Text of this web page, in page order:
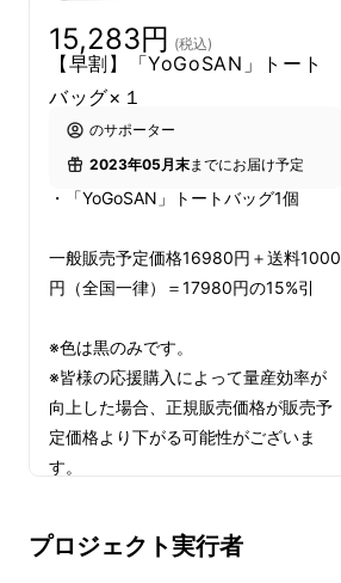
15,283円 (税込)
【早割】「YoGoSAN」トート
バッグ×１
のサポーター
2023年05月末までにお届け予定
・「YoGoSAN」トートバッグ1個
一般販売予定価格16980円＋送料1000
円（全国一律）＝17980円の15%引
※色は黒のみです。
※皆様の応援購入によって量産効率が
向上した場合、正規販売価格が販売予
定価格より下がる可能性がございま
す。
プロジェクト実行者